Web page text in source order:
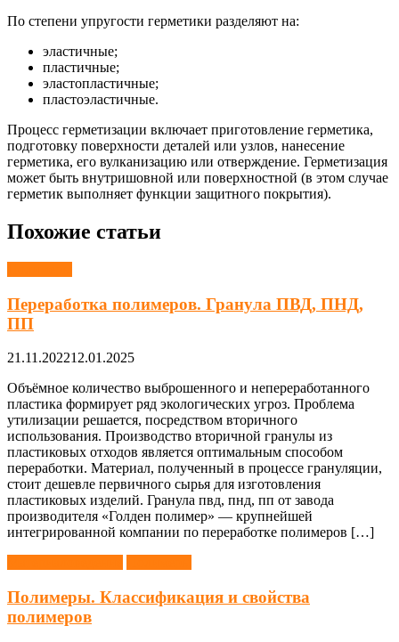
По степени упругости герметики разделяют на:
эластичные;
пластичные;
эластопластичные;
пластоэластичные.
Процесс герметизации включает приготовление герметика,
подготовку поверхности деталей или узлов, нанесение
герметика, его вулканизацию или отверждение. Герметизация
может быть внутришовной или поверхностной (в этом случае
герметик выполняет функции защитного покрытия).
Похожие статьи
Переработка полимеров. Гранула ПВД, ПНД,
ПП
21.11.202212.01.2025
Объёмное количество выброшенного и непереработанного
пластика формирует ряд экологических угроз. Проблема
утилизации решается, посредством вторичного
использования. Производство вторичной гранулы из
пластиковых отходов является оптимальным способом
переработки. Материал, полученный в процессе грануляции,
стоит дешевле первичного сырья для изготовления
пластиковых изделий. Гранула пвд, пнд, пп от завода
производителя «Голден полимер» — крупнейшей
интегрированной компании по переработке полимеров […]
Полимеры. Классификация и свойства
полимеров